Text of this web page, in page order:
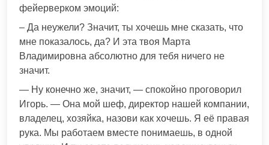
фейерверком эмоций:
– Да неужели? Значит, ты хочешь мне сказать, что
мне показалось, да? И эта твоя Марта
Владимировна абсолютно для тебя ничего не
значит.
— Ну конечно же, значит, — спокойно проговорил
Игорь. — Она мой шеф, директор нашей компании,
владелец, хозяйка, назови как хочешь. Я её правая
рука. Мы работаем вместе понимаешь, в одной